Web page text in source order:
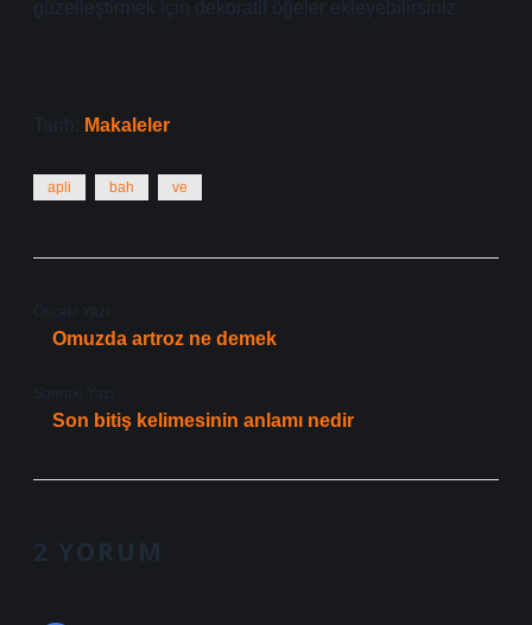
güzelleştirmek için dekoratif öğeler ekleyebilirsiniz.
Tarih: Makaleler
apli bah ve
Önceki Yazı
Omuzda artroz ne demek
Sonraki Yazı
Son bitiş kelimesinin anlamı nedir
2 YORUM